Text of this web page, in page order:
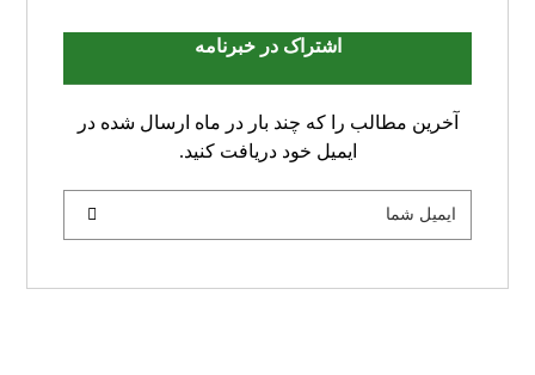
اشتراک در خبرنامه
آخرین مطالب را که چند بار در ماه ارسال شده در
ایمیل خود دریافت کنید.